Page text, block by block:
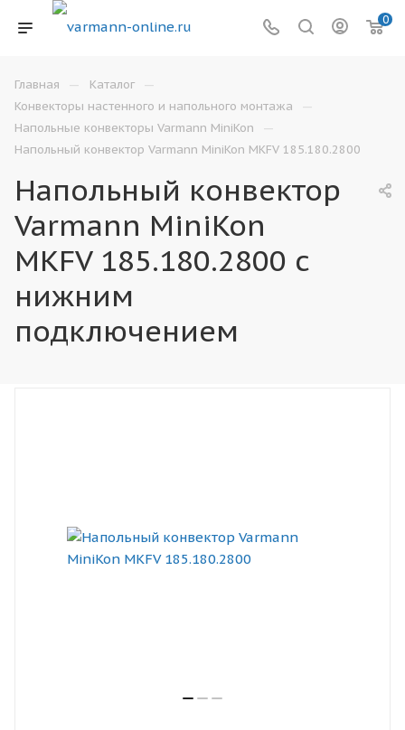
0
Главная — Каталог —
Конвекторы настенного и напольного монтажа —
Напольные конвекторы Varmann MiniKon —
Напольный конвектор Varmann MiniKon MKFV 185.180.2800
Напольный конвектор
Varmann MiniKon
MKFV 185.180.2800 с
нижним
подключением